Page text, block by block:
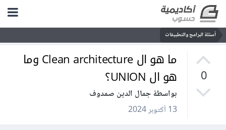
أسئلة البرامج والتطبيقات
0
ما هو ال Clean architecture وما
هو ال UNION؟
بواسطة جمال الدين صمدوف
13 أكتوبر 2024